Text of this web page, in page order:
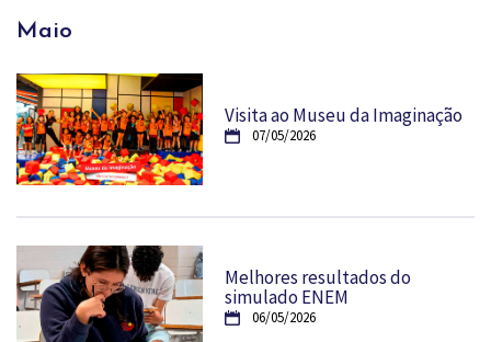
Maio
Visita ao Museu da Imaginação
07/05/2026
Melhores resultados do
simulado ENEM
06/05/2026